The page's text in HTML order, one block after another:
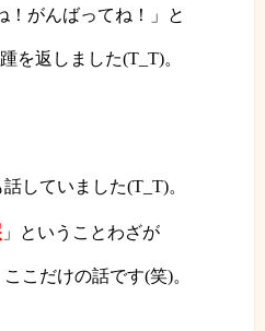
！がんばってね！」と
を返しました(T_T)。
していました(T_T)。
」ということわざが
こだけの話です(笑)。